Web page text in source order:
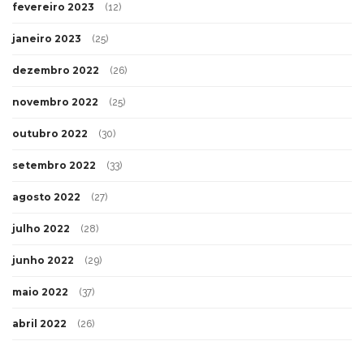
fevereiro 2023 (12)
janeiro 2023 (25)
dezembro 2022 (26)
novembro 2022 (25)
outubro 2022 (30)
setembro 2022 (33)
agosto 2022 (27)
julho 2022 (28)
junho 2022 (29)
maio 2022 (37)
abril 2022 (26)